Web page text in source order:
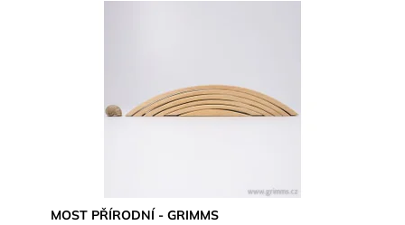
MOST PŘÍRODNÍ - GRIMMS